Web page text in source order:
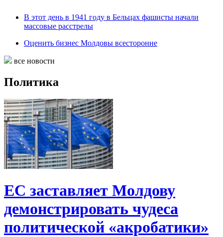
В этот день в 1941 году в Бельцах фашисты начали
массовые расстрелы
Оценить бизнес Молдовы всесторонне
все новости
Политика
ЕС заставляет Молдову
демонстрировать чудеса
политической «акробатики»